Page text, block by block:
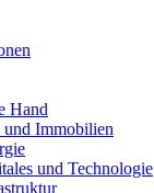
Hand
und Immobilien
und Technologie